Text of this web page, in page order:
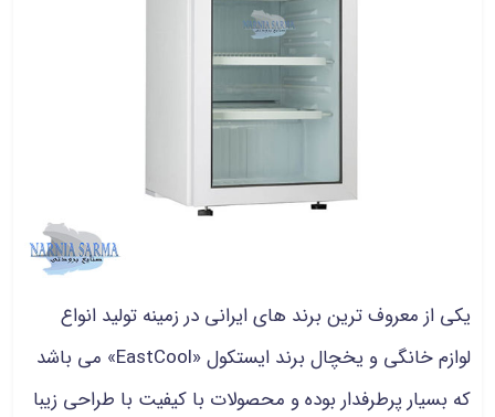
یکی از معروف ترین برند های ایرانی در زمینه تولید انواع
لوازم خانگی و یخچال برند ایستکول «EastCool» می باشد
که بسیار پرطرفدار بوده و محصولات با کیفیت با طراحی زیبا